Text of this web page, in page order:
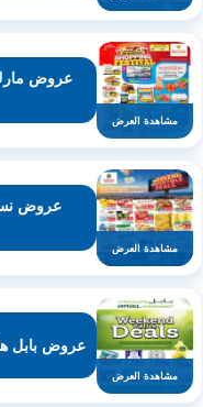
مشاهدة العرض
مشاهدة العرض
مشاهدة العرض
عروض بابل هايبر